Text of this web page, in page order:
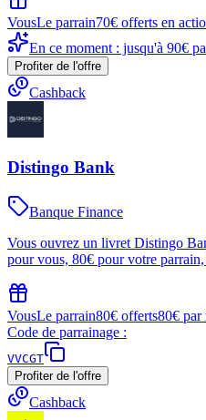
VousLe parrain70€ offerts en
En ce moment : jusqu'à 90€
Profiter de l'offre
Cashback
Distingo Bank
Banque Finance
Vous ouvrez un livret Distingo
pour vous, 80€ pour votre
VousLe parrain80€ offerts80€ par
Code de parrainage :
VVCGT
Profiter de l'offre
Cashback